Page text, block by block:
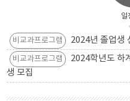
일
비교과프로그램 2024년 졸업생
비교과프로그램
2024학년도 하
생 모집